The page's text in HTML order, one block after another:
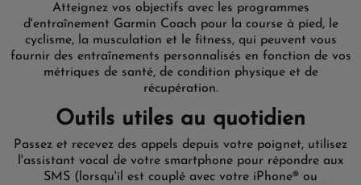
Atteignez vos objectifs avec les programmes
d'entraînement Garmin Coach pour la course à pied, le
cyclisme, la musculation et le fitness, qui peuvent vous
fournir des entraînements personnalisés en fonction de vos
métriques de santé, de condition physique et de
récupération.
Outils utiles au quotidien
Passez et recevez des appels depuis votre poignet, utilisez
l'assistant vocal de votre smartphone pour répondre aux
SMS (lorsqu'il est couplé avec votre iPhone® ou